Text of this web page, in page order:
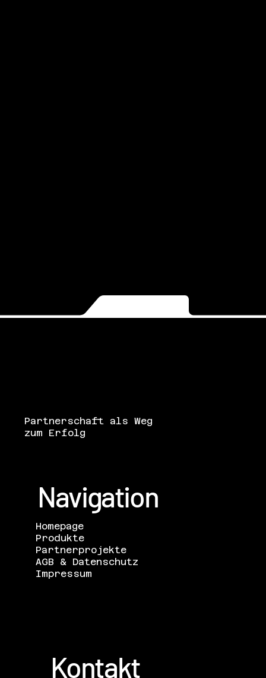
Partnerschaft als Weg
zum Erfolg
Navigation
Homepage
Produkte
Partnerprojekte
AGB & Datenschutz
Impressum
Kontakt